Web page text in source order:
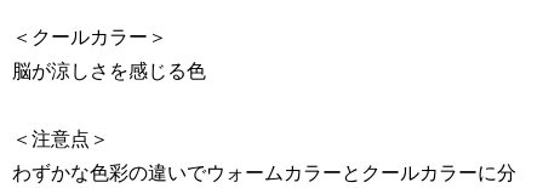
＜クールカラー＞
脳が涼しさを感じる色
＜注意点＞
わずかな色彩の違いでウォームカラーとクールカラーに分